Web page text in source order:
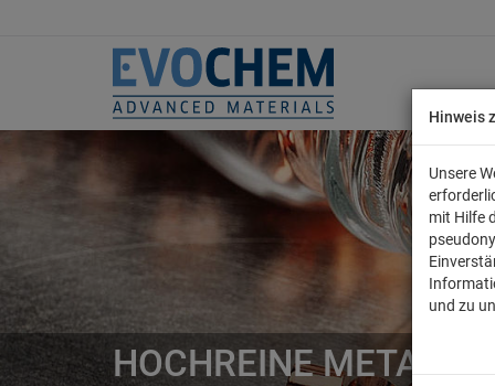
HOCHREINE METALLE
Hinweis
Unsere
mit Hilfe
und zu